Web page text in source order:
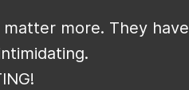
matter more. They have